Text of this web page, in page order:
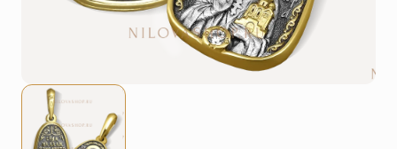
Цепи
Шнурки на
Другое